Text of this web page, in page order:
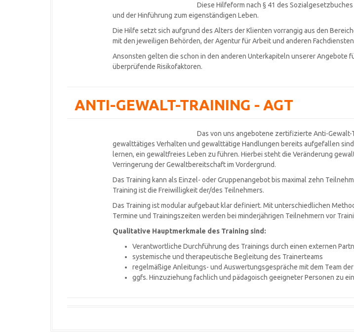
Diese Hilfeform nach § 41 des
und der Hinführung zum eigenständigen Leben.
Die Hilfe setzt sich aufgrund des Alters der Klienten vorrangig aus den
mit den jeweiligen Behörden, der Agentur für Arbeit und anderen
Ansonsten gelten die schon in den anderen Unterkapiteln unserer Angebote
überprüfende Risikofaktoren.
ANTI-GEWALT-TRAINING - AGT
Das von uns angebotene zertifizierte Anti-
gewalttätiges Verhalten und gewalttätige Handlungen bereits aufgefallen
lernen, ein gewaltfreies Leben zu führen. Hierbei steht die Veränderung
Verringerung der Gewaltbereitschaft im Vordergrund.
Das Training kann als Einzel- oder Gruppenangebot bis maximal zehn
Training ist die Freiwilligkeit der/des Teilnehmers.
Das Training ist modular aufgebaut klar definiert. Mit unterschiedlichen
Termine und Trainingszeiten werden bei minderjährigen Teilnehmern vor
Qualitative Hauptmerkmale des Training sind:
Verantwortliche Durchführung des Trainings durch einen externen
systemische und therapeutische Begleitung des Trainerteams
regelmäßige Anleitungs- und Auswertungsgespräche mit dem Team der
ggfs. Hinzuziehung fachlich und pädagoisch geeigneter Personen zu